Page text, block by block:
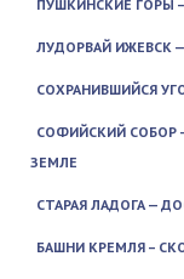
ПУШКИНСКИЕ ГОРЫ
ЛУДОРВАЙ ИЖЕВСК
СОХРАНИВШИЙСЯ
СОФИЙСКИЙ СОБОР
ЗЕМЛЕ
СТАРАЯ ЛАДОГА —
БАШНИ КРЕМЛЯ –